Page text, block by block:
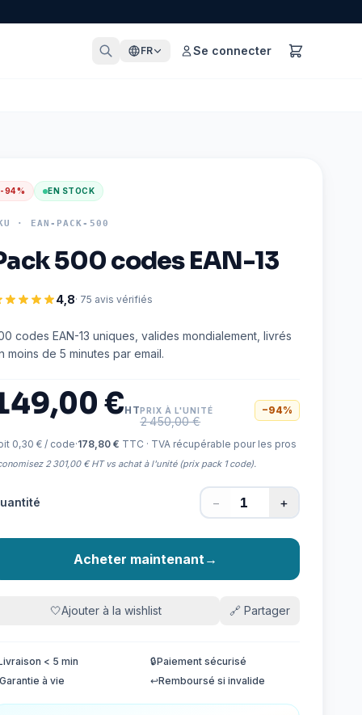
FR Se connecter
-94% EN STOCK
· EAN-PACK-500
500 codes EAN-13
4,8· 75 avis vérifiés
codes EAN-13 uniques, valides mondialement, livrés
moins de 5 minutes par email.
€HTPRIX À L'UNITÉ
2 450,00 €
−94%
0,30 € / code·178,80 € TTC · TVA récupérable pour les pros
2 301,00 € HT vs achat à l'unité (prix pack 1 code).
− +
Acheter maintenant→
🤍Ajouter à la wishlist 🔗 Partager
< 5 min 🔒Paiement sécurisé
Garantie à vie
↩️Remboursé si invalide